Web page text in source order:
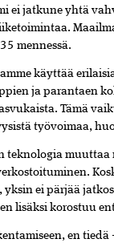
ei jatkune yhtä
mennessä.
käyttää
ja parantaen
Tämä
työvoimaa,
teknologia
ei pärjää
lisäksi korostuu
en tiedä